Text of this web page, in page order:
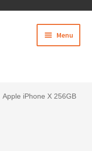
Menu
menu
Apple iPhone X 256GB